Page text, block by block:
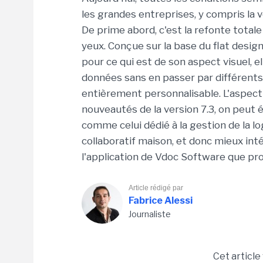
les grandes entreprises, y compris la
De prime abord, c'est la refonte
yeux. Conçue sur la base du flat
pour ce qui est de son aspect visuel,
données sans en passer par
entièrement personnalisable.
nouveautés de la version 7.3, on
comme celui dédié à la gestion de la
collaboratif maison, et donc mieux
l'application de Vdoc Software que
Article rédigé par
Fabrice Alessi
Journaliste
Cet article